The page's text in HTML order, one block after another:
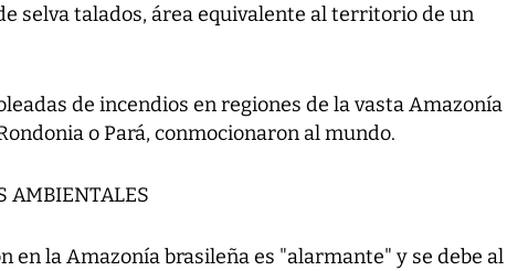
selva talados, área equivalente al territorio de un
de incendios en regiones de la vasta Amazonía
o Pará, conmocionaron al mundo.
AMBIENTALES
en la Amazonía brasileña es "alarmante" y se debe al